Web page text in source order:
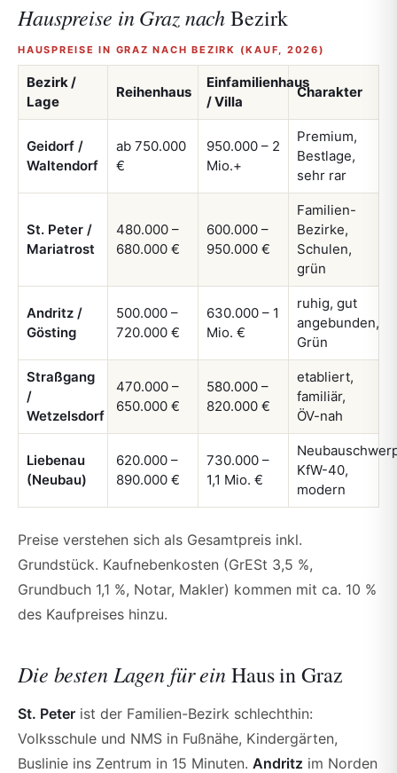
Hauspreise in Graz nachBezirk
HAUSPREISE IN GRAZ NACH BEZIRK (KAUF, 2026)
Bezirk /
Lage
Reihenhaus
Einfamilienhaus
/ Villa
Charakter
Geidorf /
Waltendorf
ab 750.000
€
950.000 – 2
Mio.+
Premium,
Bestlage,
sehr rar
St. Peter /
Mariatrost
480.000 –
680.000 €
600.000 –
950.000 €
Familien-
Bezirke,
Schulen,
grün
Andritz /
Gösting
500.000 –
720.000 €
630.000 – 1
Mio. €
ruhig, gut
angebunden,
Grün
Straßgang
/
Wetzelsdorf
470.000 –
650.000 €
580.000 –
820.000 €
etabliert,
familiär,
ÖV-nah
Liebenau
(Neubau)
620.000 –
890.000 €
730.000 –
1,1 Mio. €
KfW-40,
modern
Preise verstehen sich als Gesamtpreis inkl.
Grundstück. Kaufnebenkosten (GrESt 3,5 %,
Grundbuch 1,1 %, Notar, Makler) kommen mit ca. 10 %
des Kaufpreises hinzu.
Die besten Lagen für einHaus in Graz
St. Peter ist der Familien-Bezirk schlechthin:
Volksschule und NMS in Fußnähe, Kindergärten,
Buslinie ins Zentrum in 15 Minuten. Andritz im Norden